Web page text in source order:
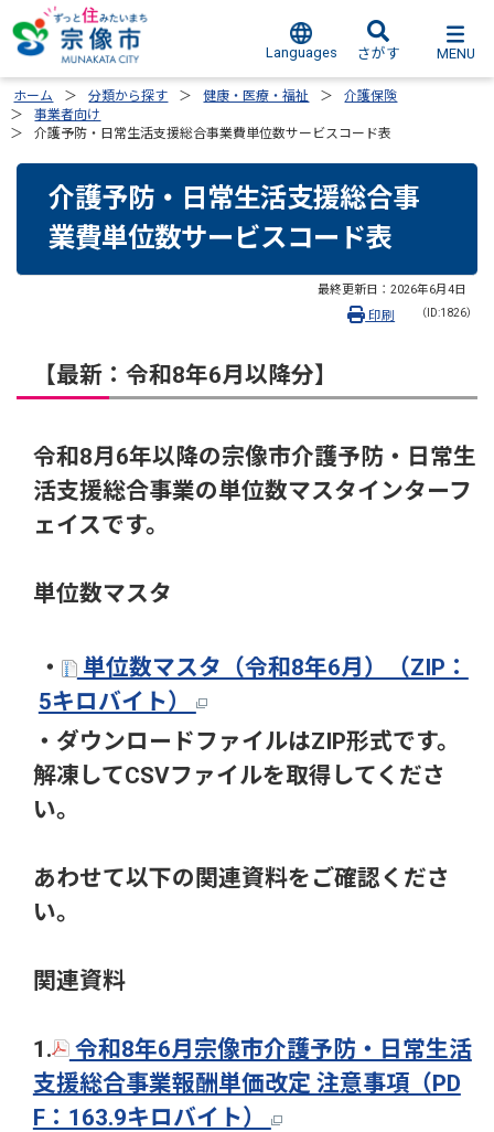
Languages さがす MENU
ホーム 分類から探す 健康・医療・福祉
介護保険
事業者向け
介護予防・日常生活支援総合事業費単位数サービスコード表
介護予防・日常生活支援総合事
業費単位数サービスコード表
最終更新日： 2026年6月4日
（ID:1826）
印刷
【最新：令和8年6月以降分】
令和8月6年以降の宗像市介護予防・日常生
活支援総合事業の単位数マスタインターフ
ェイスです。
単位数マスタ
・
単位数マスタ（令和8年6月）（ZIP：
5キロバイト）
・ダウンロードファイルはZIP形式です。
解凍してCSVファイルを取得してくださ
い。
あわせて以下の関連資料をご確認くださ
い。
関連資料
1.
令和8年6月宗像市介護予防・日常生活
支援総合事業報酬単価改定 注意事項（PD
F：163.9キロバイト）